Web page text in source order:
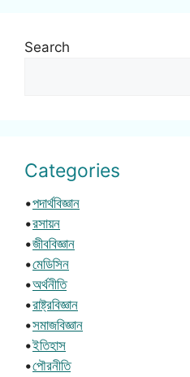
Search
Categories
•পদার্থবিজ্ঞান
•রসায়ন
•জীববিজ্ঞান
•মেডিসিন
•অর্থনীতি
•রাষ্ট্রবিজ্ঞান
•সমাজবিজ্ঞান
•ইতিহাস
•পৌরনীতি